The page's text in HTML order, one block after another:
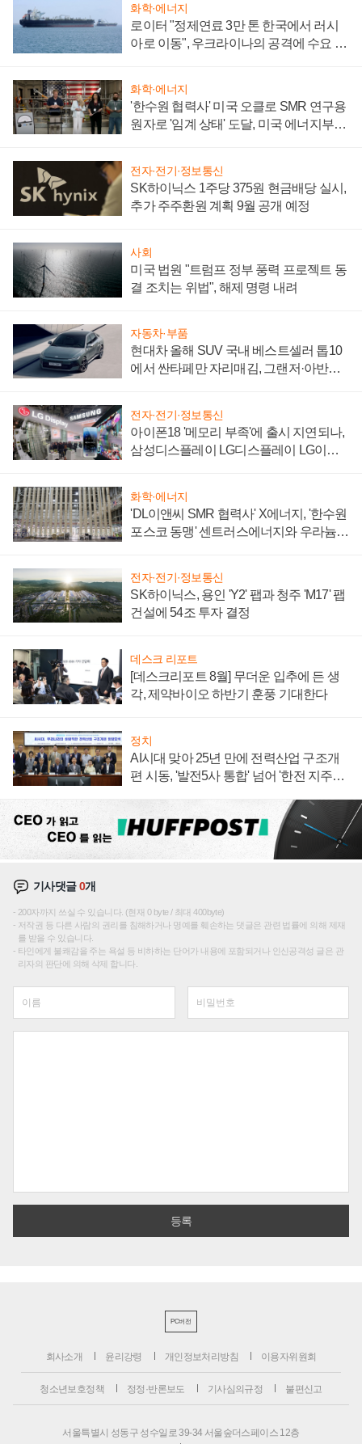
화학·에너지
로이터 "정제연료 3만 톤 한국에서 러시
아로 이동", 우크라이나의 공격에 수요 늘
화학·에너지
'한수원 협력사' 미국 오클로 SMR 연구용
원자로 '임계 상태' 도달, 미국 에너지부
전자·전기·정보통신
SK하이닉스 1주당 375원 현금배당 실시,
추가 주주환원 계획 9월 공개 예정
사회
미국 법원 "트럼프 정부 풍력 프로젝트 동
결 조치는 위법", 해제 명령 내려
자동차·부품
현대차 올해 SUV 국내 베스트셀러 톱10
에서 싼타페만 자리매김, 그랜저·아반떼
전자·전기·정보통신
아이폰18 '메모리 부족'에 출시 지연되나,
삼성디스플레이 LG디스플레이 LG이노
화학·에너지
'DL이앤씨 SMR 협력사' X에너지, '한수원
포스코 동맹' 센트러스에너지와 우라늄
전자·전기·정보통신
SK하이닉스, 용인 'Y2' 팹과 청주 'M17' 팹
건설에 54조 투자 결정
데스크 리포트
[데스크리포트 8월] 무더운 입추에 든 생
각, 제약바이오 하반기 훈풍 기대한다
정치
AI시대 맞아 25년 만에 전력산업 구조개
편 시동, '발전5사 통합' 넘어 '한전 지주사'
기사댓글0개
200자까지 쓰실 수 있습니다. (현재 0 byte / 최대 400byte)
저작권 등 다른 사람의 권리를 침해하거나 명예를 훼손하는 댓글은 관련 법률에 의해 제재
를 받을 수 있습니다.
타인에게 불쾌감을 주는 욕설 등 비하하는 단어가 내용에 포함되거나 인신공격성 글은 관
리자의 판단에 의해 삭제 합니다.
PC버전
회사소개 윤리강령 개인정보처리방침 이용자위원회
청소년보호정책 정정·반론보도 기사심의규정 불편신고
서울특별시 성동구 성수일로 39-34 서울숲더스페이스 12층